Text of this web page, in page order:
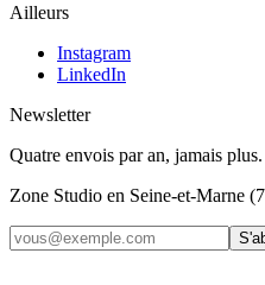
Ailleurs
Instagram
LinkedIn
Newsletter
Quatre envois par an, jamais
Zone Studio en Seine-et-Marne